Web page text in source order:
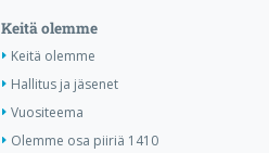
Keitä olemme
Keitä olemme
Hallitus ja jäsenet
Vuositeema
Olemme osa piiriä 1410